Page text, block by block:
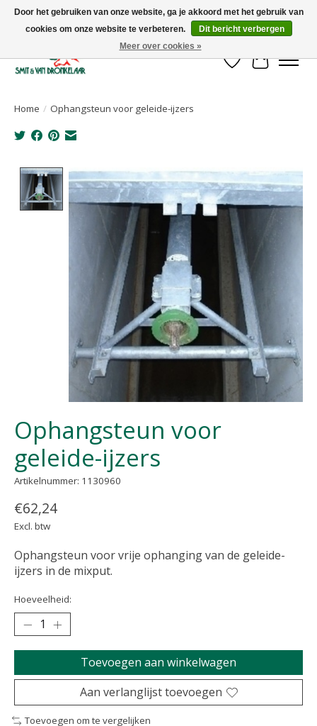
Uw leverancier voor stalinrichtingen en het opruwen van betonvloeren!
Verlanglijst
Home / Ophangsteun voor geleide-ijzers
Product image slideshow Items
Ophangsteun voor
geleide-ijzers
Artikelnummer: 1130960
€62,24
Excl. btw
Ophangsteun voor vrije ophanging van de geleide-
ijzers in de mixput.
Hoeveelheid:
Toevoegen aan winkelwagen
Aan verlanglijst toevoegen
Toevoegen om te vergelijken
Door het gebruiken van onze website, ga je akkoord met het gebruik van
cookies om onze website te verbeteren.
Dit bericht verbergen
Meer over cookies »